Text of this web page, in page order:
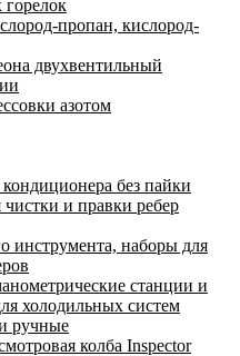
горелок
пропан, кислород-
двухвентильный
азотом
без пайки
и правки ребер
инструмента, наборы для
станции и
холодильных систем
ручные
колба Inspector